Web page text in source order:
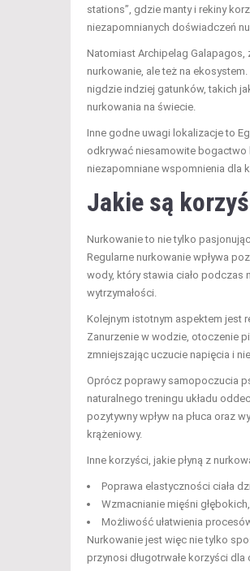
stations”, gdzie manty i rekiny
niezapomnianych doświadczeń
Natomiast Archipelag Galapagos,
nurkowanie, ale też na
nigdzie indziej gatunków, takich
nurkowania na świecie.
Inne godne uwagi lokalizacje to
odkrywać niesamowite bogactwo
niezapomniane wspomnienia dla
Jakie są
Nurkowanie to nie tylko
Regularne nurkowanie wpływa
wody, który stawia ciało podczas
wytrzymałości.
Kolejnym istotnym aspektem jest
Zanurzenie w wodzie, otoczenie
zmniejszając uczucie napięcia i
Oprócz poprawy samopoczucia
naturalnego treningu układu
pozytywny wpływ na płuca oraz
krążeniowy.
Inne korzyści, jakie płyną z
Poprawa elastyczności ciała
Wzmacnianie mięśni
Możliwość ułatwienia
Nurkowanie jest więc nie tylko
przynosi długotrwałe korzyści dla